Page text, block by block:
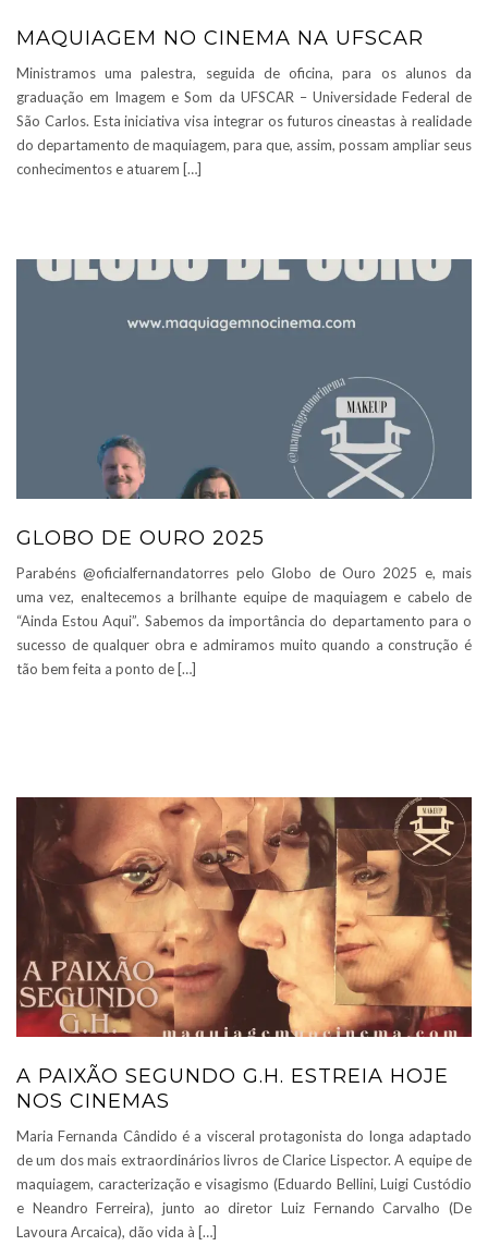
MAQUIAGEM NO CINEMA NA UFSCAR
Ministramos uma palestra, seguida de oficina, para os alunos da
graduação em Imagem e Som da UFSCAR – Universidade Federal de
São Carlos. Esta iniciativa visa integrar os futuros cineastas à realidade
do departamento de maquiagem, para que, assim, possam ampliar seus
conhecimentos e atuarem […]
GLOBO DE OURO 2025
Parabéns @oficialfernandatorres pelo Globo de Ouro 2025 e, mais
uma vez, enaltecemos a brilhante equipe de maquiagem e cabelo de
“Ainda Estou Aqui”. Sabemos da importância do departamento para o
sucesso de qualquer obra e admiramos muito quando a construção é
tão bem feita a ponto de […]
A PAIXÃO SEGUNDO G.H. ESTREIA HOJE
NOS CINEMAS
Maria Fernanda Cândido é a visceral protagonista do longa adaptado
de um dos mais extraordinários livros de Clarice Lispector. A equipe de
maquiagem, caracterização e visagismo (Eduardo Bellini, Luigi Custódio
e Neandro Ferreira), junto ao diretor Luiz Fernando Carvalho (De
Lavoura Arcaica), dão vida à […]